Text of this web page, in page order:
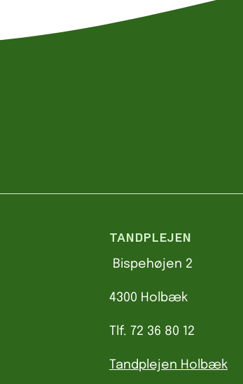
TANDPLEJEN
Bispehøjen 2
4300 Holbæk
Tlf. 72 36 80 12
Tandplejen Holbæk